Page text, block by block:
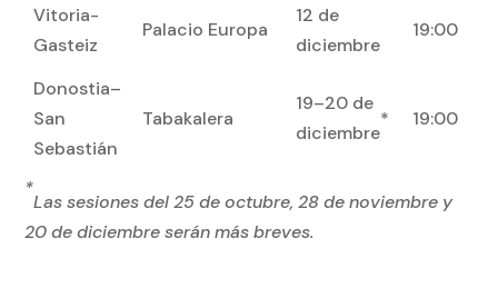
Vitoria-
Gasteiz
Palacio Europa
12 de
diciembre
19:00
Donostia–
San
Sebastián
Tabakalera
19–20 de
diciembre
* 19:00
*
Las sesiones del 25 de octubre, 28 de noviembre y
20 de diciembre serán más breves.